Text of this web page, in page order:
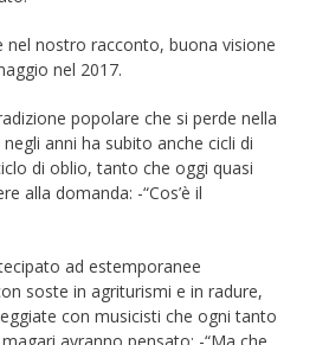
nostro racconto, buona visione
nel 2017.
popolare che si perde nella
anni ha subito anche cicli di
di oblio, tanto che oggi quasi
alla domanda: -“Cos’è il
ad estemporanee
soste in agriturismi e in radure,
con musicisti che ogni tanto
avranno pensato: -“Ma che